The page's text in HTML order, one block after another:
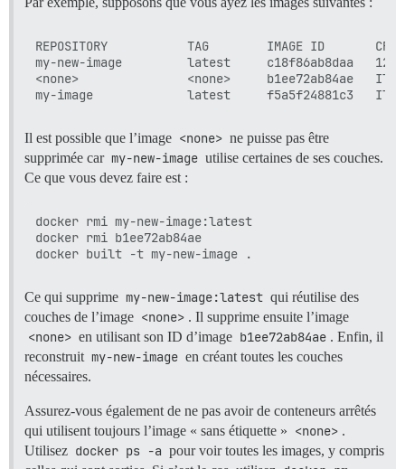
REPOSITORY           TAG        IMAGE ID
my-new-image         latest     c18f86ab8daa   12
<none>               <none>     b1ee72ab84ae   Il y
Il est possible que l’image <none> ne puisse pas être
supprimée car my-new-image utilise certaines de ses couches.
Ce que vous devez faire est :
docker rmi my-new-image:latest
docker rmi b1ee72ab84ae
Ce qui supprime my-new-image:latest qui réutilise des
couches de l’image <none> . Il supprime ensuite l’image
<none> en utilisant son ID d’image b1ee72ab84ae . Enfin, il
reconstruit my-new-image en créant toutes les couches
nécessaires.
Assurez-vous également de ne pas avoir de conteneurs arrêtés
qui utilisent toujours l’image « sans étiquette » <none> .
Utilisez docker ps -a pour voir toutes les images, y compris